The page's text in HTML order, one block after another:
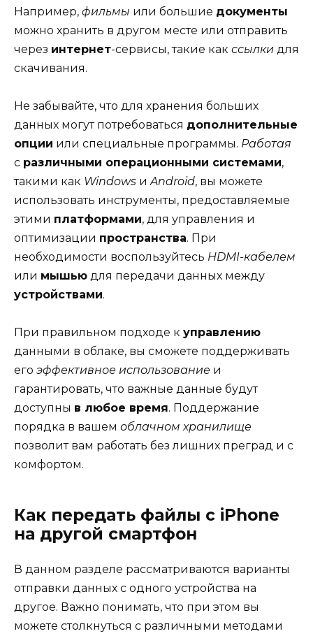
Например, фильмы или большие документы
можно хранить в другом месте или отправить
через интернет-сервисы, такие как ссылки для
скачивания.
Не забывайте, что для хранения больших
данных могут потребоваться дополнительные
опции или специальные программы. Работая
с различными операционными системами,
такими как Windows иAndroid, вы можете
использовать инструменты, предоставляемые
этими платформами, для управления и
оптимизации пространства. При
необходимости воспользуйтесь HDMI-кабелем
или мышью для передачи данных между
устройствами.
При правильном подходе к управлению
данными в облаке, вы сможете поддерживать
его эффективное использование и
гарантировать, что важные данные будут
доступны в любое время. Поддержание
порядка в вашем облачном хранилище
позволит вам работать без лишних преград и с
комфортом.
Как передать файлы с iPhone
на другой смартфон
В данном разделе рассматриваются варианты
отправки данных с одного устройства на
другое. Важно понимать, что при этом вы
можете столкнуться с различными методами